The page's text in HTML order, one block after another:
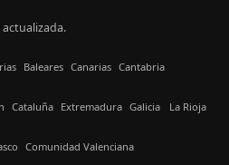
Baleares Canarias Cantabria
Cataluña Extremadura Galicia La Rioja
Comunidad Valenciana